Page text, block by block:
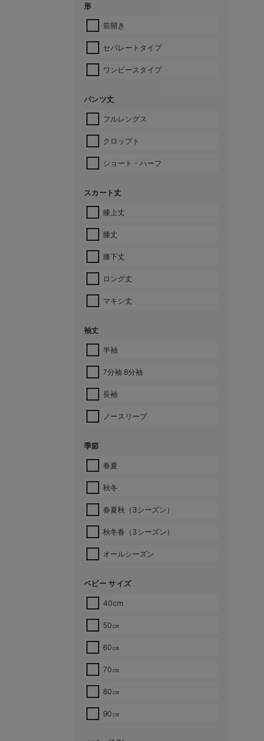
形
前開き
セパレートタイプ
ワンピースタイプ
パンツ丈
フルレングス
クロップト
ショート・ハーフ
スカート丈
膝上丈
膝丈
膝下丈
ロング丈
マキシ丈
袖丈
半袖
7分袖 8分袖
長袖
ノースリーブ
季節
春夏
秋冬
春夏秋（3シーズン）
秋冬春（3シーズン）
オールシーズン
ベビー サイズ
40cm
50㎝
60㎝
70㎝
80㎝
90㎝